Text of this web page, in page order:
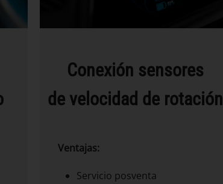
Conexión sensores
de velocidad de rotación
Ventajas:
Servicio posventa